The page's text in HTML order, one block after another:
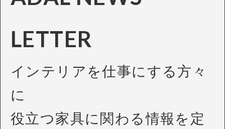
LETTER
インテリアを仕事にする方々
に
役立つ家具に関わる情報を定